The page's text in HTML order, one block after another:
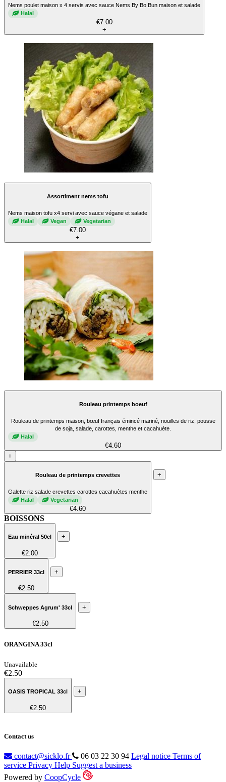
Nems poulet maison x 4 servis avec sauce Nems By Bo Bun maison et salade
Halal
€7.00
+
Assortiment nems tofu
Nems maison tofu x4 servi avec sauce végane et salade
Halal
Vegan Vegetarian
€7.00
+
Rouleau printemps boeuf
Rouleau de printemps maison, bœuf français émincé mariné, nouilles de riz, pousse
de soja, salade, carottes, menthe et cacahuète.
Halal
€4.60
+
Rouleau de printemps crevettes
Galette riz salade crevettes carottes cacahuètes menthe
Halal
Vegetarian
€4.60
+
BOISSONS
Eau minéral 50cl
€2.00
+
PERRIER 33cl
€2.50
+
Schweppes Agrum' 33cl
€2.50
+
ORANGINA 33cl
Unavailable
€2.50
OASIS TROPICAL 33cl
€2.50
+
Contact us
contact@sicklo.fr 06 03 22 30 94 Legal notice Terms of
service Privacy Help Suggest a business
Powered by CoopCycle